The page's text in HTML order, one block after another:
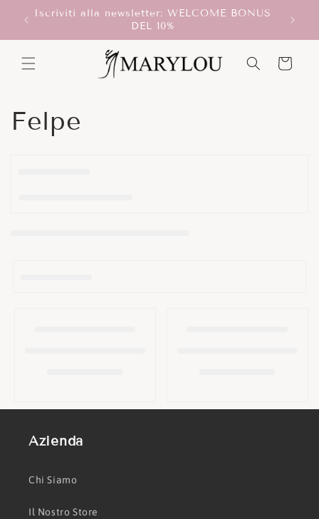
direttamente
Iscriviti alla newsletter: WELCOME BONUS
DEL 10%
Carrello
C
e
Felpe
Azienda
Chi Siamo
Il Nostro Store